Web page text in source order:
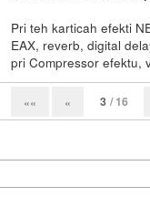
Pri teh karticah efekti
EAX, reverb, digital
pri Compressor efektu,
«« « 3 / 16